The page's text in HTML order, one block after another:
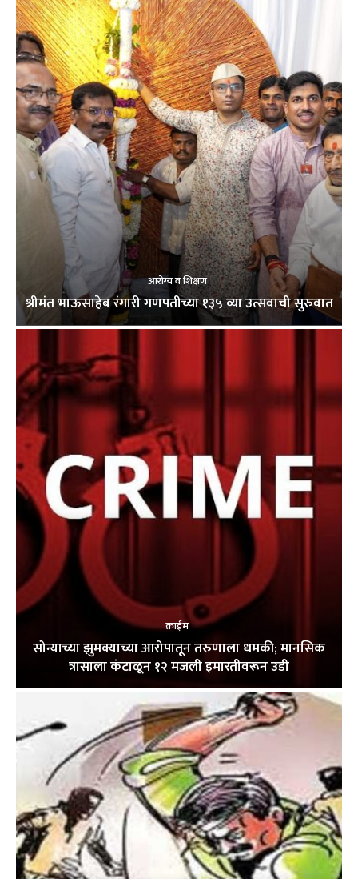
आरोग्य व शिक्षण
श्रीमंत भाऊसाहेब रंगारी गणपतीच्या १३५ व्या उत्सवाची सुरुवात
क्राईम
सोन्याच्या झुमक्याच्या आरोपातून तरुणाला धमकी; मानसिक
त्रासाला कंटाळून १२ मजली इमारतीवरून उडी